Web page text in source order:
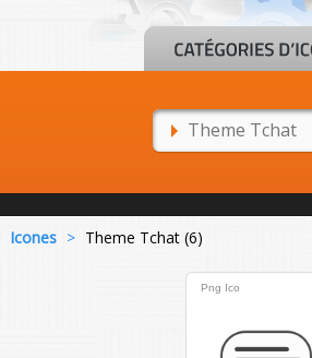
Icones > Theme Tchat (6)
Png Ico